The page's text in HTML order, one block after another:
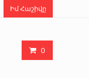
Իմ Հաշիվը
0